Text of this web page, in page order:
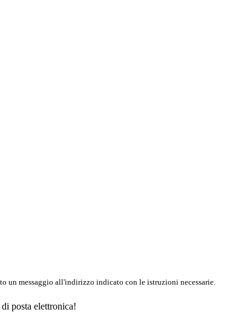
un messaggio all'indirizzo indicato con le istruzioni necessarie.
posta elettronica!